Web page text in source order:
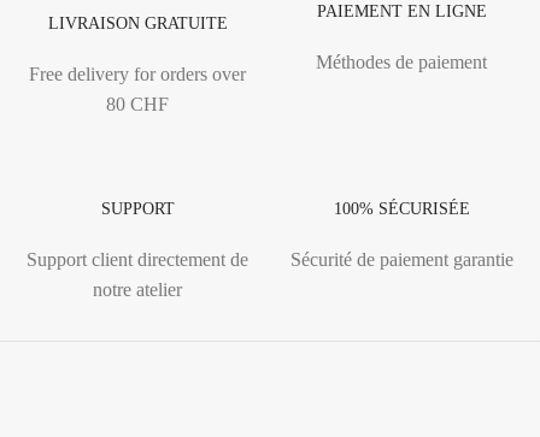
LIVRAISON GRATUITE
Free delivery for orders over
80 CHF
PAIEMENT EN LIGNE
Méthodes de paiement
SUPPORT
Support client directement de
notre atelier
100% SÉCURISÉE
Sécurité de paiement garantie